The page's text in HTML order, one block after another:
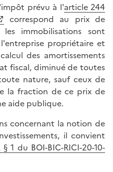
prévu à l'article 244
correspond au prix de
immobilisations sont
propriétaire et
des amortissements
fiscal, diminué de toutes
nature, sauf ceux de
la fraction de ce prix de
aide publique.
concernant la notion de
il convient
§ 1 du BOI-BIC-RICI-20-10-